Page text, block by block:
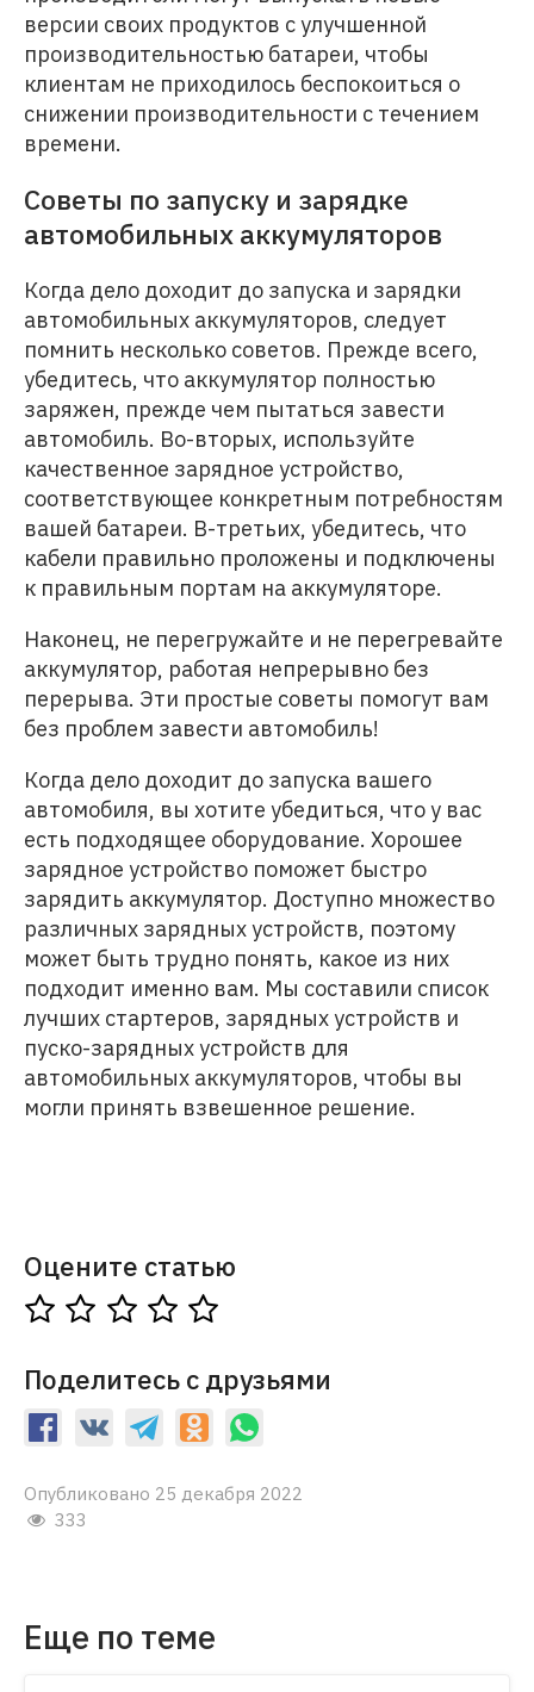
версии своих продуктов с улучшенной
производительностью батареи, чтобы
клиентам не приходилось беспокоиться о
снижении производительности с течением
времени.
Советы по запуску и зарядке
автомобильных аккумуляторов
Когда дело доходит до запуска и зарядки
автомобильных аккумуляторов, следует
помнить несколько советов. Прежде всего,
убедитесь, что аккумулятор полностью
заряжен, прежде чем пытаться завести
автомобиль. Во-вторых, используйте
качественное зарядное устройство,
соответствующее конкретным потребностям
вашей батареи. В-третьих, убедитесь, что
кабели правильно проложены и подключены
к правильным портам на аккумуляторе.
Наконец, не перегружайте и не перегревайте
аккумулятор, работая непрерывно без
перерыва. Эти простые советы помогут вам
без проблем завести автомобиль!
Когда дело доходит до запуска вашего
автомобиля, вы хотите убедиться, что у вас
есть подходящее оборудование. Хорошее
зарядное устройство поможет быстро
зарядить аккумулятор. Доступно множество
различных зарядных устройств, поэтому
может быть трудно понять, какое из них
подходит именно вам. Мы составили список
лучших стартеров, зарядных устройств и
пуско-зарядных устройств для
автомобильных аккумуляторов, чтобы вы
могли принять взвешенное решение.
Оцените статью
Поделитесь с друзьями
Опубликовано 25 декабря 2022
333
Еще по теме